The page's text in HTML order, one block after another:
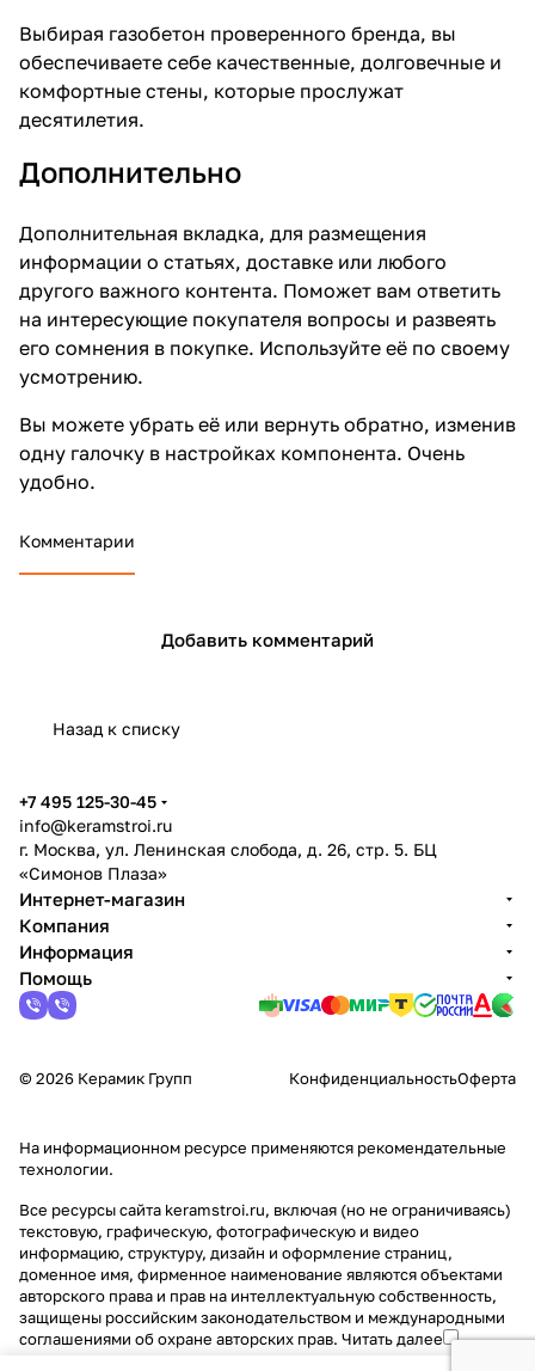
Выбирая газобетон проверенного бренда, вы
обеспечиваете себе качественные, долговечные и
комфортные стены, которые прослужат
десятилетия.
Дополнительно
Дополнительная вкладка, для размещения
информации о статьях, доставке или любого
другого важного контента. Поможет вам ответить
на интересующие покупателя вопросы и развеять
его сомнения в покупке. Используйте её по своему
усмотрению.
Вы можете убрать её или вернуть обратно, изменив
одну галочку в настройках компонента. Очень
удобно.
Комментарии
Добавить комментарий
Назад к списку
+7 495 125-30-45
info@keramstroi.ru
г. Москва, ул. Ленинская слобода, д. 26, стр. 5. БЦ
«Симонов Плаза»
Интернет-магазин
Компания
Информация
Помощь
© 2026 Керамик Групп КонфиденциальностьОферта
На информационном ресурсе применяются рекомендательные
технологии.
Все ресурсы сайта keramstroi.ru, включая (но не ограничиваясь)
текстовую, графическую, фотографическую и видео
информацию, структуру, дизайн и оформление страниц,
доменное имя, фирменное наименование являются объектами
авторского права и прав на интеллектуальную собственность,
защищены российским законодательством и международными
соглашениями об охране авторских прав. Читать далее